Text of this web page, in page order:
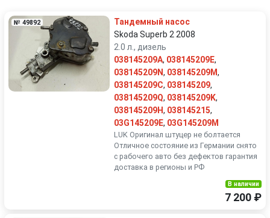
№ 49892
Тандемный насос
Skoda Superb 2 2008
2.0 л., дизель
038145209A, 038145209E,
038145209N, 038145209M,
038145209C, 038145209,
038145209Q, 038145209K,
038145209H, 038145215,
03G145209E, 03G145209M
LUK Оригинал штуцер не болтается
Отличное состояние из Германии снято
с рабочего авто без дефектов гарантия
доставка в регионы и РФ
В наличии
7 200 ₽